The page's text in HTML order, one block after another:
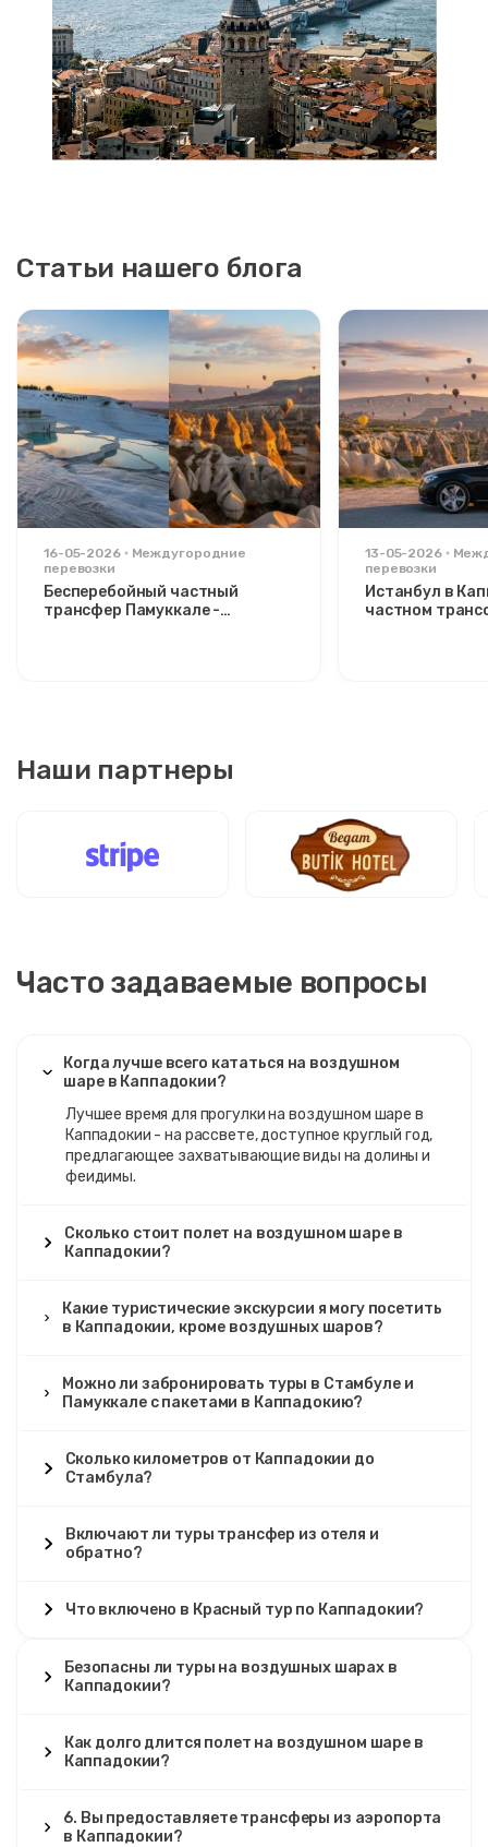
Статьи нашего блога
16-05-2026
Междугородние
перевозки
Бесперебойный частный
трансфер Памуккале -
13-05-2026
перевозки
Истанбул в
частном
Наши партнеры
Часто задаваемые вопросы
Когда лучше всего кататься на воздушном
шаре в Каппадокии?
Лучшее время для прогулки на воздушном шаре в
Каппадокии - на рассвете, доступное круглый год,
предлагающее захватывающие виды на долины и
феидимы.
Сколько стоит полет на воздушном шаре в
Каппадокии?
Какие туристические экскурсии я могу посетить
в Каппадокии, кроме воздушных шаров?
Можно ли забронировать туры в Стамбуле и
Памуккале с пакетами в Каппадокию?
Сколько километров от Каппадокии до
Стамбула?
Включают ли туры трансфер из отеля и
обратно?
Что включено в Красный тур по Каппадокии?
Безопасны ли туры на воздушных шарах в
Каппадокии?
Как долго длится полет на воздушном шаре в
Каппадокии?
6. Вы предоставляете трансферы из аэропорта
в Каппадокии?